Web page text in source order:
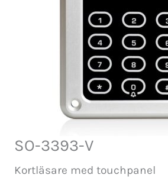
SO-3393-V
Kortläsare med touchpanel